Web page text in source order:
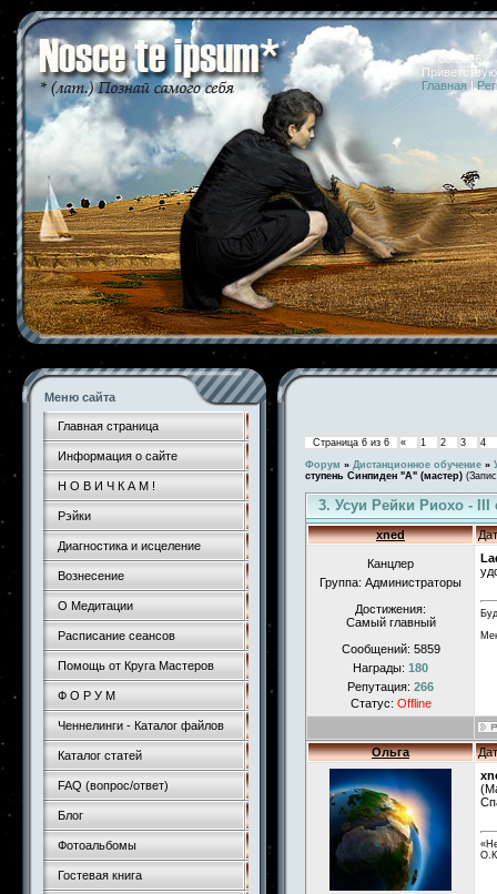
06.08.2026
Главная |
Меню сайта
Главная страница
Информация о сайте
Н О В И Ч К А М !
Рэйки
Диагностика и исцеление
Вознесение
О Медитации
Расписание сеансов
Помощь от Круга Мастеров
Ф О Р У М
Ченнелинги - Каталог файлов
Каталог статей
FAQ (вопрос/ответ)
Блог
Фотоальбомы
Гостевая книга
Страница 6 из 6 « 1 2 3
4
Форум » Дистанционное обучение »
ступень Синпиден "А" (мастер)
3. Усуи Рейки Риохо -
xned
Канцлер
Группа: Администраторы
Достижения:
Самый главный
Сообщений: 5859
Награды: 180
Репутация: 266
Статус: Offline
Ольга